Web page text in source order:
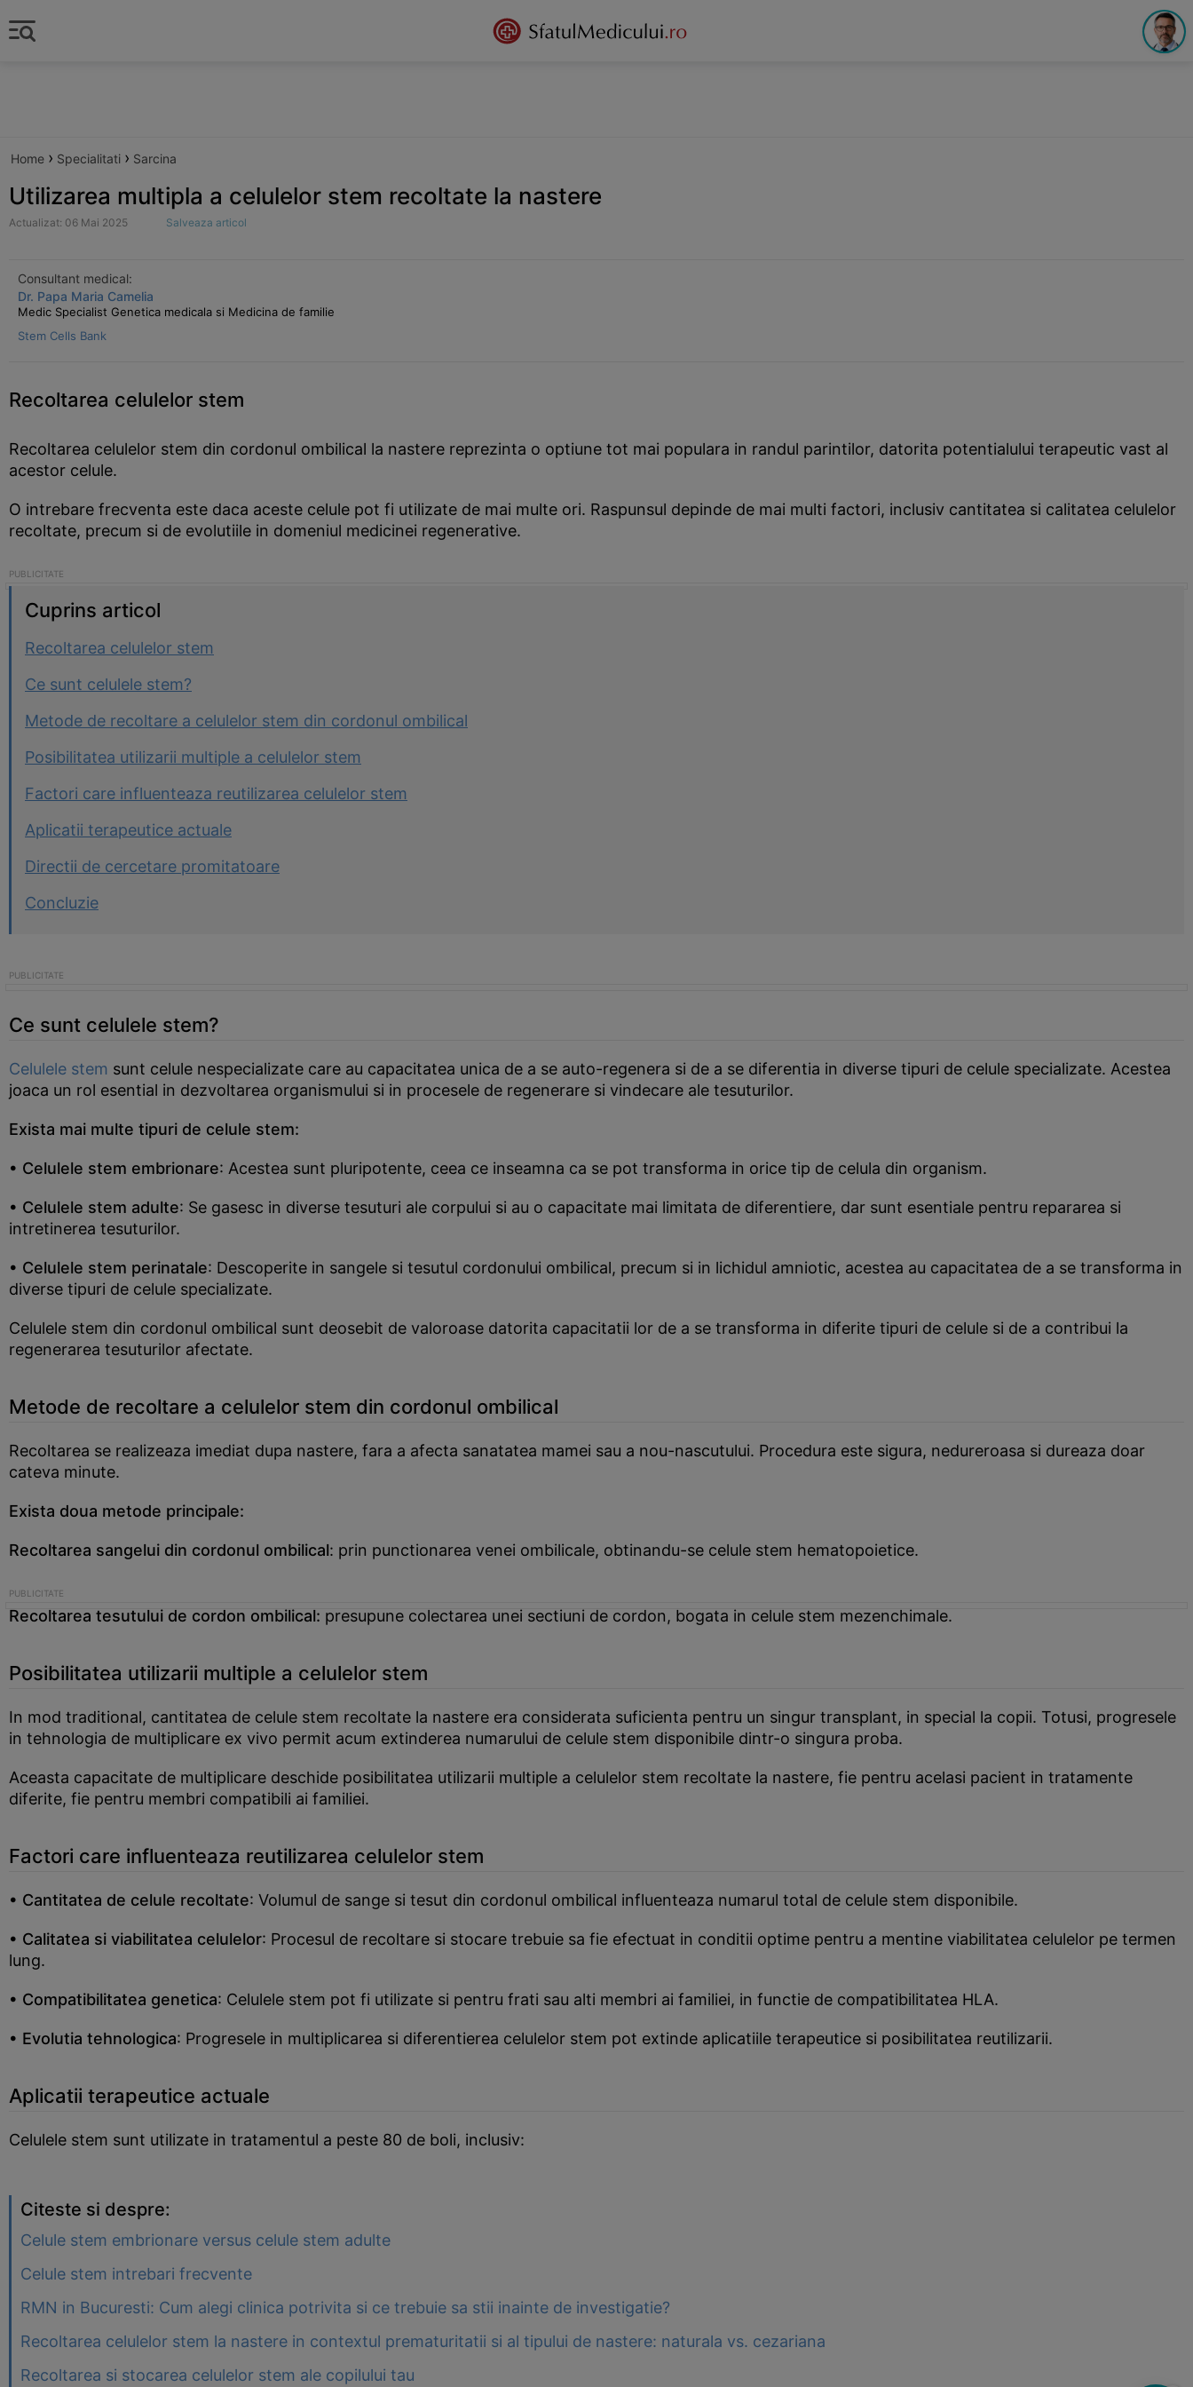
Home › Specialitati › Sarcina
Utilizarea multipla a celulelor stem recoltate la nastere
Actualizat: 06 Mai 2025 Salveaza articol
Consultant medical:
Dr. Papa Maria Camelia
Medic Specialist Genetica medicala si Medicina de familie
Stem Cells Bank
Recoltarea celulelor stem
Recoltarea celulelor stem din cordonul ombilical la nastere reprezinta o optiune tot mai populara in randul parintilor, datorita potentialului terapeutic vast al
acestor celule.
O intrebare frecventa este daca aceste celule pot fi utilizate de mai multe ori. Raspunsul depinde de mai multi factori, inclusiv cantitatea si calitatea celulelor
recoltate, precum si de evolutiile in domeniul medicinei regenerative.
Cuprins articol
Recoltarea celulelor stem
Ce sunt celulele stem?
Metode de recoltare a celulelor stem din cordonul ombilical
Posibilitatea utilizarii multiple a celulelor stem
Factori care influenteaza reutilizarea celulelor stem
Aplicatii terapeutice actuale
Directii de cercetare promitatoare
Concluzie
Ce sunt celulele stem?
Celulele stem sunt celule nespecializate care au capacitatea unica de a se auto-regenera si de a se diferentia in diverse tipuri de celule specializate. Acestea
joaca un rol esential in dezvoltarea organismului si in procesele de regenerare si vindecare ale tesuturilor.
Exista mai multe tipuri de celule stem:
• Celulele stem embrionare: Acestea sunt pluripotente, ceea ce inseamna ca se pot transforma in orice tip de celula din organism.
• Celulele stem adulte: Se gasesc in diverse tesuturi ale corpului si au o capacitate mai limitata de diferentiere, dar sunt esentiale pentru repararea si
intretinerea tesuturilor.
• Celulele stem perinatale: Descoperite in sangele si tesutul cordonului ombilical, precum si in lichidul amniotic, acestea au capacitatea de a se transforma in
diverse tipuri de celule specializate.
Celulele stem din cordonul ombilical sunt deosebit de valoroase datorita capacitatii lor de a se transforma in diferite tipuri de celule si de a contribui la
regenerarea tesuturilor afectate.
Metode de recoltare a celulelor stem din cordonul ombilical
Recoltarea se realizeaza imediat dupa nastere, fara a afecta sanatatea mamei sau a nou-nascutului. Procedura este sigura, nedureroasa si dureaza doar
cateva minute.
Exista doua metode principale:
Recoltarea sangelui din cordonul ombilical: prin punctionarea venei ombilicale, obtinandu-se celule stem hematopoietice.
Recoltarea tesutului de cordon ombilical: presupune colectarea unei sectiuni de cordon, bogata in celule stem mezenchimale.
Posibilitatea utilizarii multiple a celulelor stem
In mod traditional, cantitatea de celule stem recoltate la nastere era considerata suficienta pentru un singur transplant, in special la copii. Totusi, progresele
in tehnologia de multiplicare ex vivo permit acum extinderea numarului de celule stem disponibile dintr-o singura proba.
Aceasta capacitate de multiplicare deschide posibilitatea utilizarii multiple a celulelor stem recoltate la nastere, fie pentru acelasi pacient in tratamente
diferite, fie pentru membri compatibili ai familiei.
Factori care influenteaza reutilizarea celulelor stem
• Cantitatea de celule recoltate: Volumul de sange si tesut din cordonul ombilical influenteaza numarul total de celule stem disponibile.
• Calitatea si viabilitatea celulelor: Procesul de recoltare si stocare trebuie sa fie efectuat in conditii optime pentru a mentine viabilitatea celulelor pe termen
lung.
• Compatibilitatea genetica: Celulele stem pot fi utilizate si pentru frati sau alti membri ai familiei, in functie de compatibilitatea HLA.
• Evolutia tehnologica: Progresele in multiplicarea si diferentierea celulelor stem pot extinde aplicatiile terapeutice si posibilitatea reutilizarii.
Aplicatii terapeutice actuale
Celulele stem sunt utilizate in tratamentul a peste 80 de boli, inclusiv:
Citeste si despre:
Celule stem embrionare versus celule stem adulte
Celule stem intrebari frecvente
RMN in Bucuresti: Cum alegi clinica potrivita si ce trebuie sa stii inainte de investigatie?
Recoltarea celulelor stem la nastere in contextul prematuritatii si al tipului de nastere: naturala vs. cezariana
Recoltarea si stocarea celulelor stem ale copilului tau